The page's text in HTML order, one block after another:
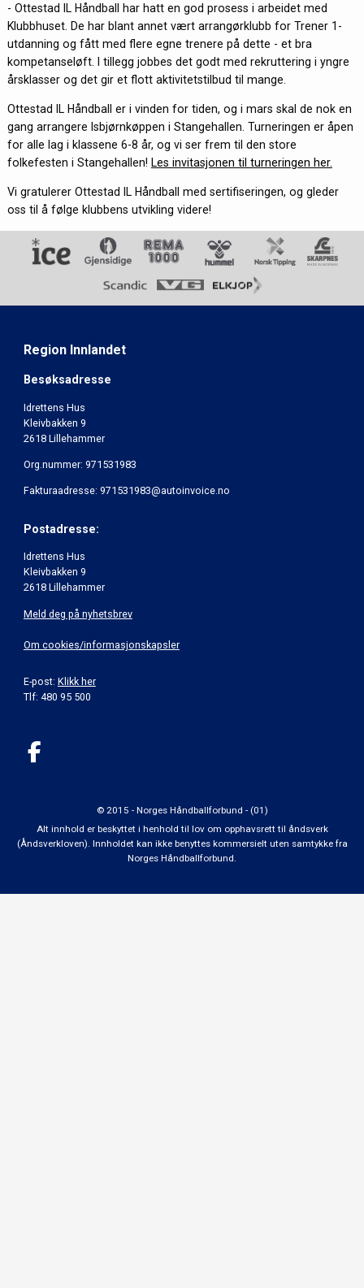
- Ottestad IL Håndball har hatt en god prosess i arbeidet med
Klubbhuset. De har blant annet vært arrangørklubb for Trener 1-
utdanning og fått med flere egne trenere på dette - et bra
kompetanseløft. I tillegg jobbes det godt med rekruttering i yngre
årsklasser og det gir et flott aktivitetstilbud til mange.
Ottestad IL Håndball er i vinden for tiden, og i mars skal de nok en
gang arrangere Isbjørnkøppen i Stangehallen. Turneringen er åpen
for alle lag i klassene 6-8 år, og vi ser frem til den store
folkefesten i Stangehallen! Les invitasjonen til turneringen her.
Vi gratulerer Ottestad IL Håndball med sertifiseringen, og gleder
oss til å følge klubbens utvikling videre!
Region Innlandet
Besøksadresse
Idrettens Hus
Kleivbakken 9
2618 Lillehammer
Org.nummer: 971531983
Fakturaadresse: 971531983@autoinvoice.no
Postadresse:
Idrettens Hus
Kleivbakken 9
2618 Lillehammer
Meld deg på nyhetsbrev
Om cookies/informasjonskapsler
E-post: Klikk her
Tlf: 480 95 500
© 2015 - Norges Håndballforbund - (01)
Alt innhold er beskyttet i henhold til lov om opphavsrett til åndsverk
(Åndsverkloven). Innholdet kan ikke benyttes kommersielt uten samtykke fra
Norges Håndballforbund.